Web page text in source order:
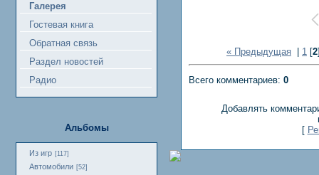
Галерея
Гостевая книга
Обратная связь
Раздел новостей
Радио
Альбомы
Из игр [117]
Автомобили [52]
« Предыдущая 1 [2
Всего комментариев: 0
Добавлять
[